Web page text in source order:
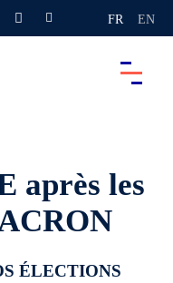
FR EN
après les
ÉLECTIONS